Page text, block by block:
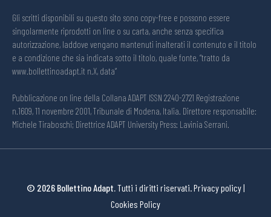
Gli scritti disponibili su questo sito sono copy-free e possono essere
singolarmente riprodotti on line o su carta, anche senza specifica
autorizzazione, laddove vengano mantenuti inalterati il contenuto e il titolo
e a condizione che sia indicata sotto il titolo, quale fonte, “tratto da
www.bollettinoadapt.it n.X, data“
Pubblicazione on line della Collana ADAPT ISSN 2240-2721 Registrazione
n.1609, 11 novembre 2001, Tribunale di Modena, Italia. Direttore responsabile:
Michele Tiraboschi; Direttrice ADAPT University Press: Lavinia Serrani.
© 2026 Bollettino Adapt.Tutti i diritti riservati.Privacy policy|
Cookies Policy